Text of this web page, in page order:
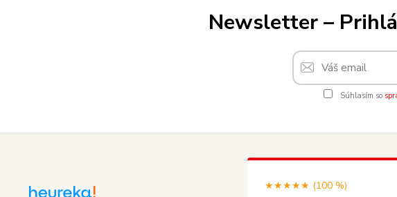
Newsletter –
Súhlasím so
★★★★★ (100 %)